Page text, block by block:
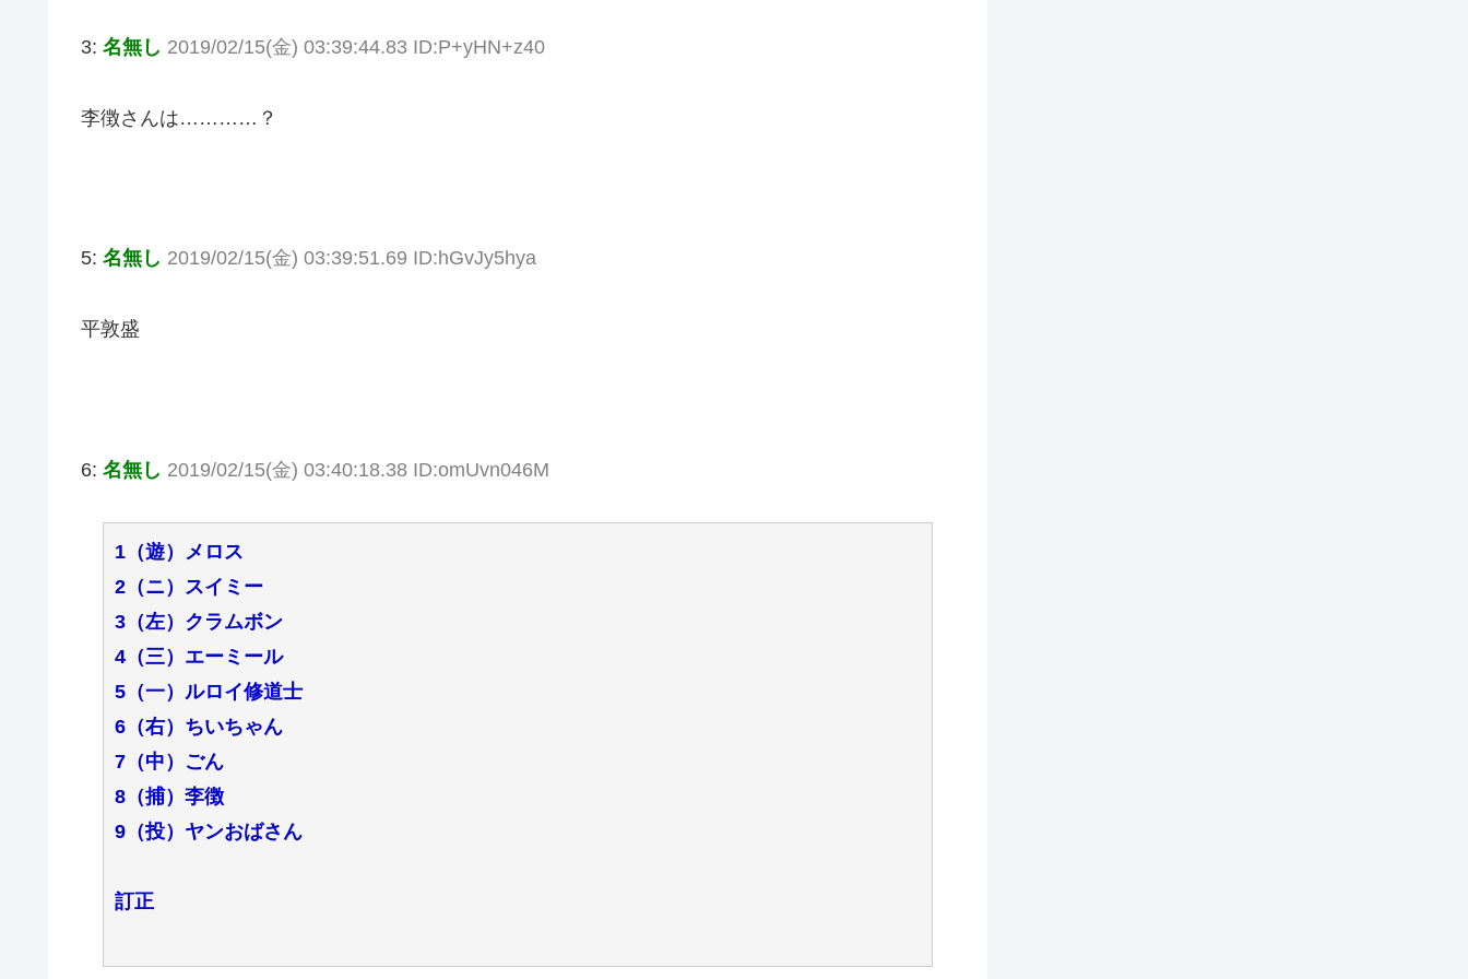
3: 名無し 2019/02/15(金) 03:39:44.83 ID:P+yHN+z40
李徴さんは…………？
5: 名無し 2019/02/15(金) 03:39:51.69 ID:hGvJy5hya
平敦盛
6: 名無し 2019/02/15(金) 03:40:18.38 ID:omUvn046M
1（遊）メロス
2（ニ）スイミー
3（左）クラムボン
4（三）エーミール
5（一）ルロイ修道士
6（右）ちいちゃん
7（中）ごん
8（捕）李徴
9（投）ヤンおばさん
訂正